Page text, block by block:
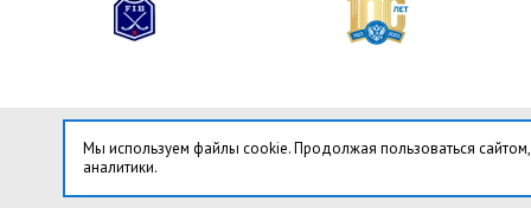
Мы используем файлы cookie. Продолжая пользоваться
аналитики.